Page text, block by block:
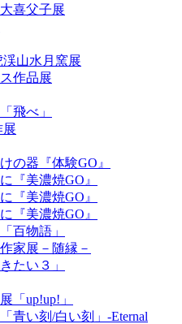
喜父子展
山水月窯展
作品展
飛べ」
展
の器『体験GO』
『美濃焼GO』
『美濃焼GO』
『美濃焼GO』
百物語」
家展－随縁－
たい３」
「up!up!」
青い刻/白い刻」-Eternal